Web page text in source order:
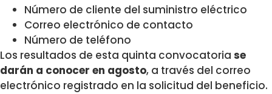
Número de cliente del suministro eléctrico
Correo electrónico de contacto
Número de teléfono
Los resultados de esta quinta convocatoria se
darán a conocer en agosto, a través del correo
electrónico registrado en la solicitud del beneficio.